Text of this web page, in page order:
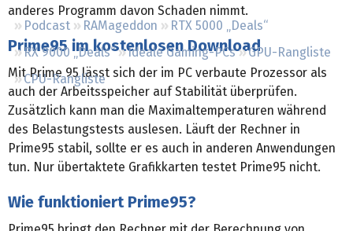
Podcast RAMageddon
RTX 5000 „Deals“
RX 9000 „Deals“
Ideale Gaming-PCs
GPU-Rangliste
CPU-Rangliste
anderes Programm davon Schaden nimmt.
Prime95 im kostenlosen Download
Mit Prime 95 lässt sich der im PC verbaute Prozessor als
auch der Arbeitsspeicher auf Stabilität überprüfen.
Zusätzlich kann man die Maximaltemperaturen während
des Belastungstests auslesen. Läuft der Rechner in
Prime95 stabil, sollte er es auch in anderen Anwendungen
tun. Nur übertaktete Grafikkarten testet Prime95 nicht.
Wie funktioniert Prime95?